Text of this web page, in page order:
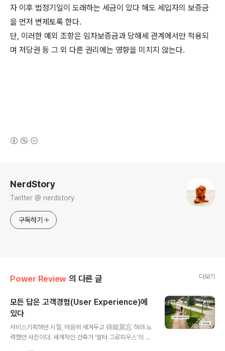
자 이후 법정기일이 도래하는 세금이 있다 해도 세입자의 보증금
을 먼저 변제토록 한다.
단, 이러한 예외 조항은 임차보증금과 당해세 관계에서만 적용되
며 저당권 등 그 외 다른 권리에는 영향을 미치지 않는다.
NerdStory
Twitter @ nerdstory
구독하기
Power Review 의 다른 글 더보기
모든 답은 고객경험(User Experience)에
있다
서비스기획하던 시절, 마음에 새겨두고 得能莫忘 하려 노
력했던 사진이다. 세계적인 건축가 '발터 그로피우스'의 ca